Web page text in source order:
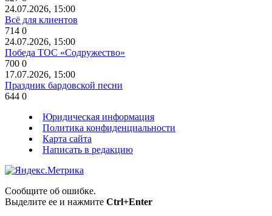
24.07.2026, 15:00
Всё для клиентов
714 0
24.07.2026, 15:00
Победа ТОС «Содружество»
700 0
17.07.2026, 15:00
Праздник бардовской песни
644 0
Юридическая информация
Политика конфиденциальности
Карта сайта
Написать в редакцию
Сообщите об ошибке.
Выделите ее и нажмите Ctrl+Enter